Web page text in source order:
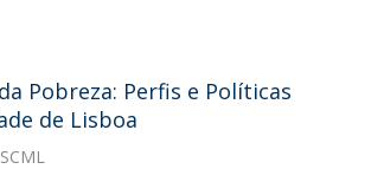
Pobreza: Perfis e Políticas
de Lisboa